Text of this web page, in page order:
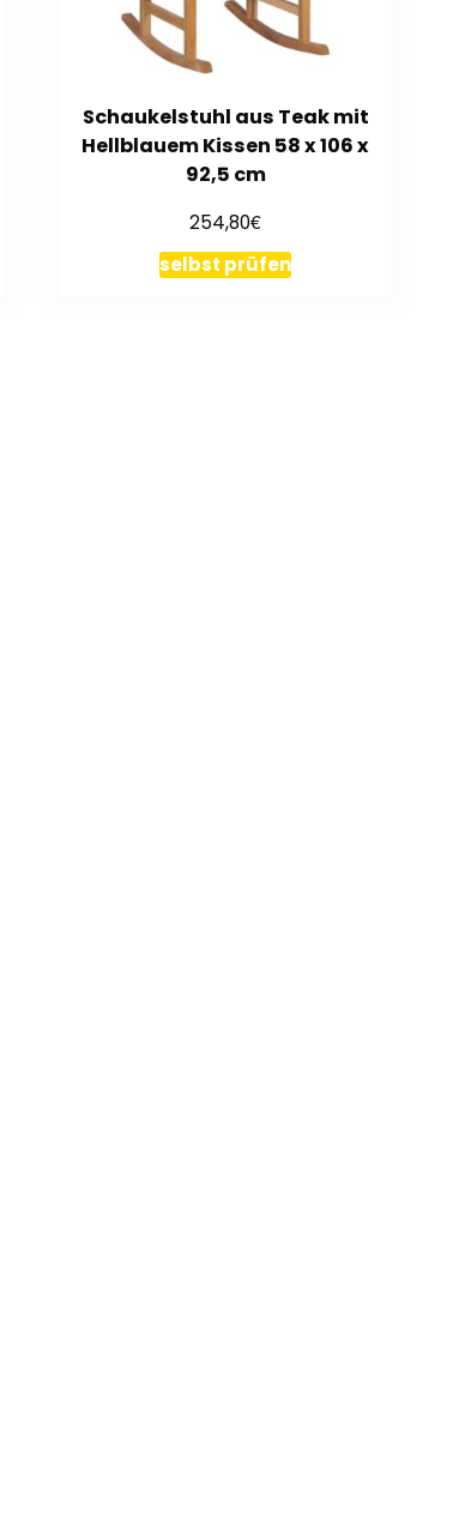
Schaukelstuhl aus Teak mit
Hellblauem Kissen 58 x 106 x
92,5 cm
254,80€
selbst prüfen